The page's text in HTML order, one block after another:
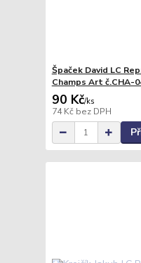
Špaček David LC
Champs Art č.CHA-
90 Kč/ks
74 Kč bez DPH